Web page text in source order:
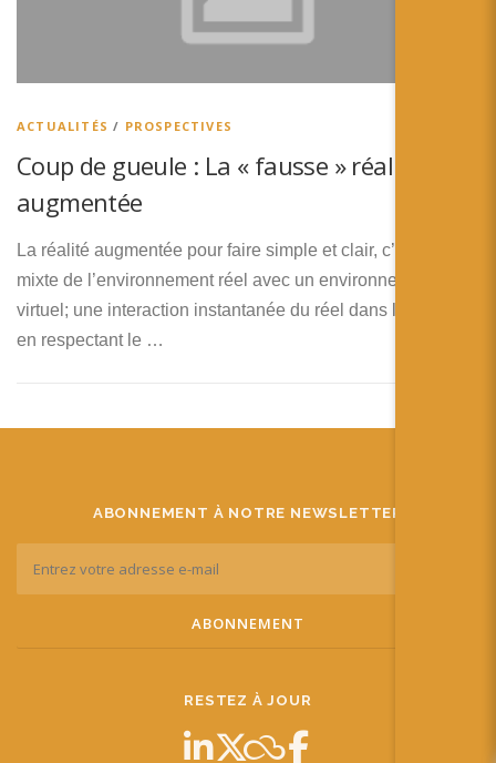
ACTUALITÉS / PROSPECTIVES
Coup de gueule : La « fausse » réalité
augmentée
La réalité augmentée pour faire simple et clair, c’est : le
mixte de l’environnement réel avec un environnement
virtuel; une interaction instantanée du réel dans le virtuel;
en respectant le …
ABONNEMENT À NOTRE NEWSLETTER
RESTEZ À JOUR